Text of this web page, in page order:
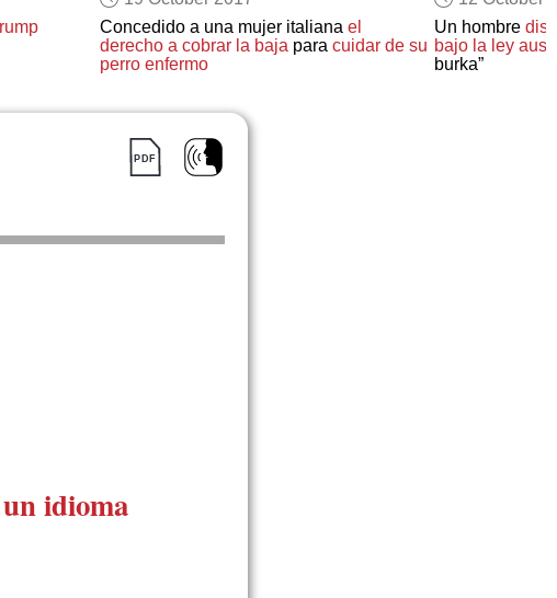
OTHER LANGUAGES
ABOUT US
Concedido a una mujer italiana el
derecho a cobrar la bajapara cuidar de su
perro enfermo
Un hombre
bajo la ley
burka”
un idioma